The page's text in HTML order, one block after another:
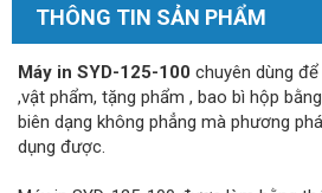
THÔNG TIN SẢN PHẨM
Máy in SYD-125-100 chuyên dùng
,vật phẩm, tặng phẩm , bao bì hộp
biên dạng không phẳng mà phương
dụng được.